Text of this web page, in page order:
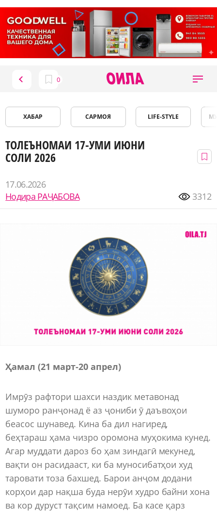
ХАБАР САРМОЯ LIFE-STYLE
ТОЛЕЪНОМАИ 17-УМИ ИЮНИ
СОЛИ 2026
17.06.2026
Нодира РАҶАБОВА
3312
Ҳамал (21 март-20 апрел)
Имрӯз рафтори шахси наздик метавонад
шуморо ранҷонад ё аз ҷониби ӯ даъвоҳои
беасос шунавед. Кина ба дил нагиред,
беҳтараш ҳама чизро оромона муҳокима кунед.
Агар муддати дароз бо ҳам зиндагӣ мекунед,
вақти он расидааст, ки ба муносибатҳои худ
таровати тоза бахшед. Барои анҷом додани
корҳои дар нақша буда нерӯи худро байни хона
ва кор дуруст тақсим намоед. Ба касе қарз